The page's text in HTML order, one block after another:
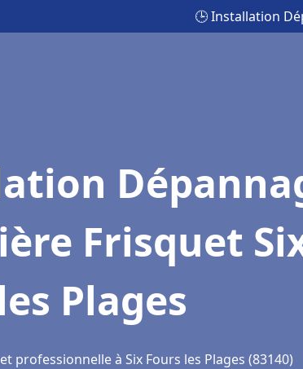
🕒 Installation
Frisquet
Plages
professionnelle à Six Fours les Plages (83140)